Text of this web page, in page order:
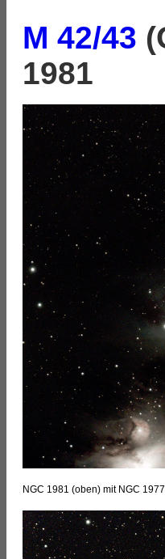
M 42/43
1981
NGC 1981 (oben) mit NGC